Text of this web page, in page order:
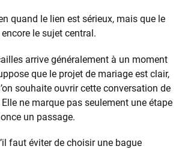
quand le lien est sérieux, mais que le
le sujet central.
arrive généralement à un moment
que le projet de mariage est clair,
souhaite ouvrir cette conversation de
ne marque pas seulement une étape
un passage.
faut éviter de choisir une bague